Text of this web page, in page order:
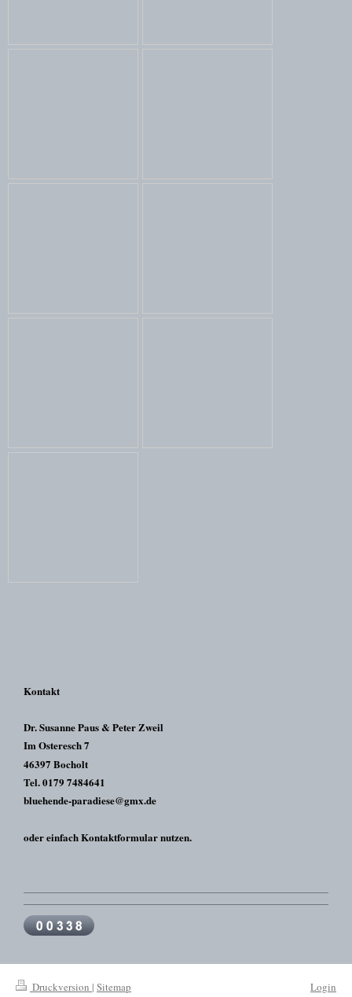
Kontakt
Dr. Susanne Paus & Peter Zweil
Im Osteresch 7
46397 Bocholt
Tel. 0179 7484641
bluehende-paradiese@gmx.de
oder einfach Kontaktformular nutzen.
Druckversion | Sitemap
Login